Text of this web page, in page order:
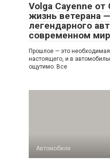
Volga Cayenne от
жизнь ветерана
легендарного
современном
Прошлое — это
настоящего, и в
ощутимо. Все
Автомобили